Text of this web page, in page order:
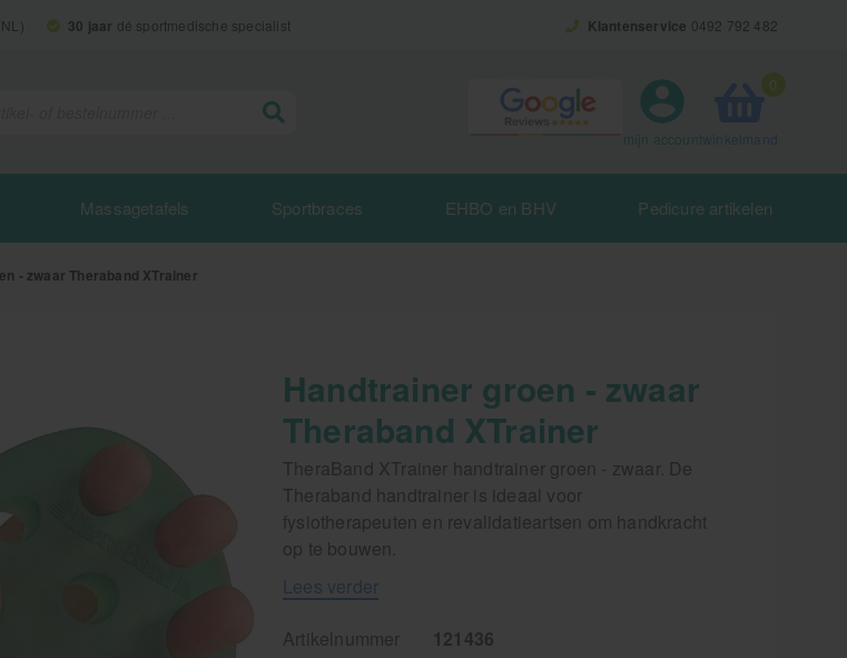
30 jaar dé sportmedische specialist Klantenservice 0492 792 482
0
mijn account
Massagetafels Sportbraces EHBO en BHV Pedicure artikelen
- zwaar Theraband XTrainer
Handtrainer groen - zwaar
Theraband XTrainer
TheraBand XTrainer handtrainer groen - zwaar. De
Theraband handtrainer is ideaal voor
fysiotherapeuten en revalidatieartsen om handkracht
op te bouwen.
Lees verder
Artikelnummer 121436